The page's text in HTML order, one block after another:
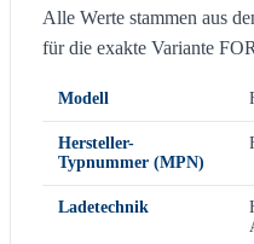
Alle Werte stammen aus
für die exakte Variante
Modell
Hersteller-
Typnummer (MPN)
Ladetechnik